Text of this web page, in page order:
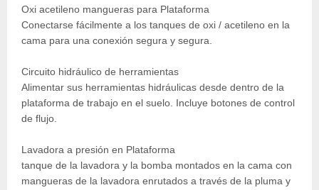
Oxi acetileno mangueras para Plataforma
Conectarse fácilmente a los tanques de oxi / acetileno en la
cama para una conexión segura y segura.
Circuito hidráulico de herramientas
Alimentar sus herramientas hidráulicas desde dentro de la
plataforma de trabajo en el suelo. Incluye botones de control
de flujo.
Lavadora a presión en Plataforma
tanque de la lavadora y la bomba montados en la cama con
mangueras de la lavadora enrutados a través de la pluma y